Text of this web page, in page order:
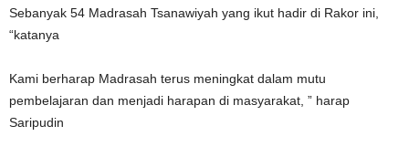
Sebanyak 54 Madrasah Tsanawiyah yang ikut hadir di Rakor ini,
“katanya
Kami berharap Madrasah terus meningkat dalam mutu
pembelajaran dan menjadi harapan di masyarakat, ” harap
Saripudin